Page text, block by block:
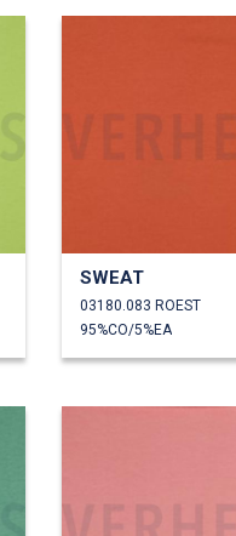
SWEAT
03180.083 ROEST
95%CO/5%EA